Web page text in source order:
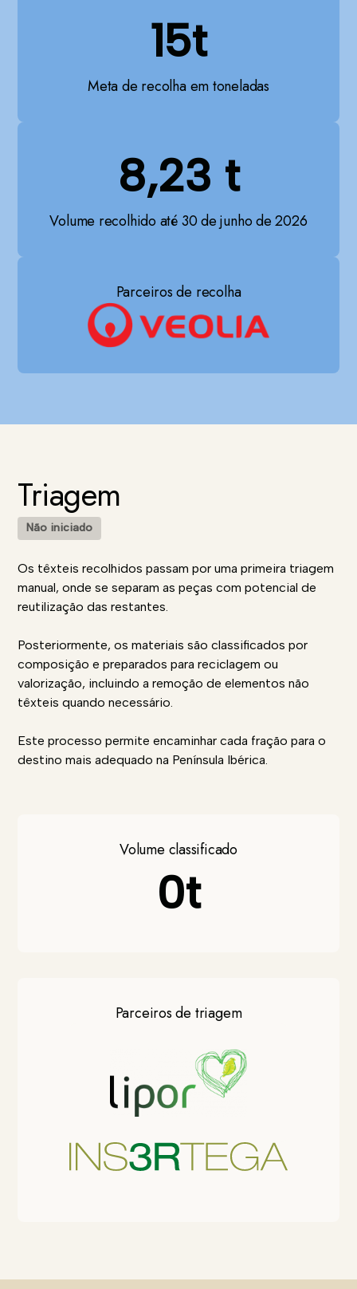
15t
Meta de recolha em toneladas
8,23 t
Volume recolhido até 30 de junho de 2026
Parceiros de recolha
Triagem
Não iniciado
Os têxteis recolhidos passam por uma primeira triagem
manual, onde se separam as peças com potencial de
reutilização das restantes.
Posteriormente, os materiais são classificados por
composição e preparados para reciclagem ou
valorização, incluindo a remoção de elementos não
têxteis quando necessário.
Este processo permite encaminhar cada fração para o
destino mais adequado na Península Ibérica.
Volume classificado
0t
Parceiros de triagem